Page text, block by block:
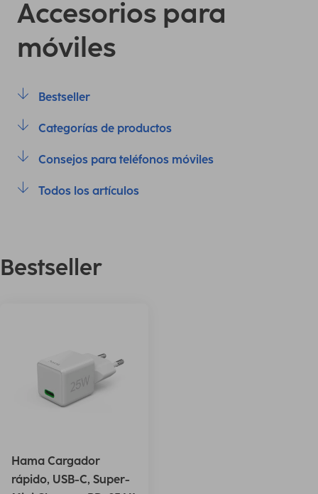
Accesorios para
móviles
Bestseller
Categorías de productos
Consejos para teléfonos móviles
Todos los artículos
Bestseller
Hama Cargador
rápido, USB-C, Super-